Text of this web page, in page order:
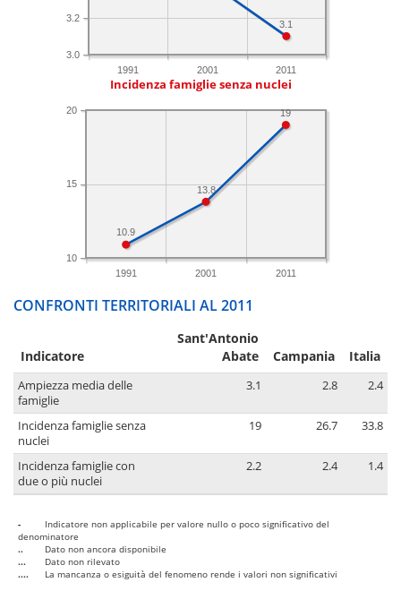
1991 2001 2011
3.0
3.2
3.1
Incidenza famiglie senza nuclei
1991 2001 2011
10
15
20 19
13.8
10.9
CONFRONTI TERRITORIALI AL 2011
Indicatore
Sant'Antonio
Abate
Campania Italia
Ampiezza media delle
famiglie
3.1 2.8 2.4
Incidenza famiglie senza
nuclei
19 26.7 33.8
Incidenza famiglie con
due o più nuclei
2.2 2.4 1.4
-
Indicatore non applicabile per valore nullo o poco significativo del
denominatore
..
Dato non ancora disponibile
...
Dato non rilevato
....
La mancanza o esiguità del fenomeno rende i valori non significativi